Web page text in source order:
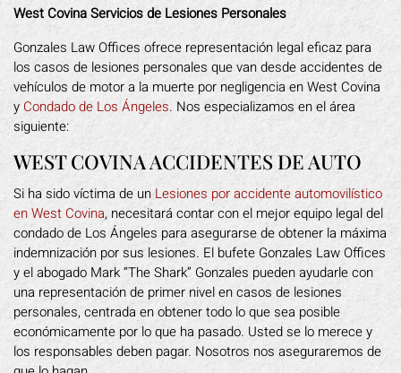
West Covina Servicios de Lesiones Personales
Gonzales Law Offices ofrece representación legal eficaz para
los casos de lesiones personales que van desde accidentes de
vehículos de motor a la muerte por negligencia en West Covina
y Condado de Los Ángeles. Nos especializamos en el área
siguiente:
WEST COVINA ACCIDENTES DE AUTO
Si ha sido víctima de un Lesiones por accidente automovilístico
en West Covina, necesitará contar con el mejor equipo legal del
condado de Los Ángeles para asegurarse de obtener la máxima
indemnización por sus lesiones. El bufete Gonzales Law Offices
y el abogado Mark “The Shark” Gonzales pueden ayudarle con
una representación de primer nivel en casos de lesiones
personales, centrada en obtener todo lo que sea posible
económicamente por lo que ha pasado. Usted se lo merece y
los responsables deben pagar. Nosotros nos aseguraremos de